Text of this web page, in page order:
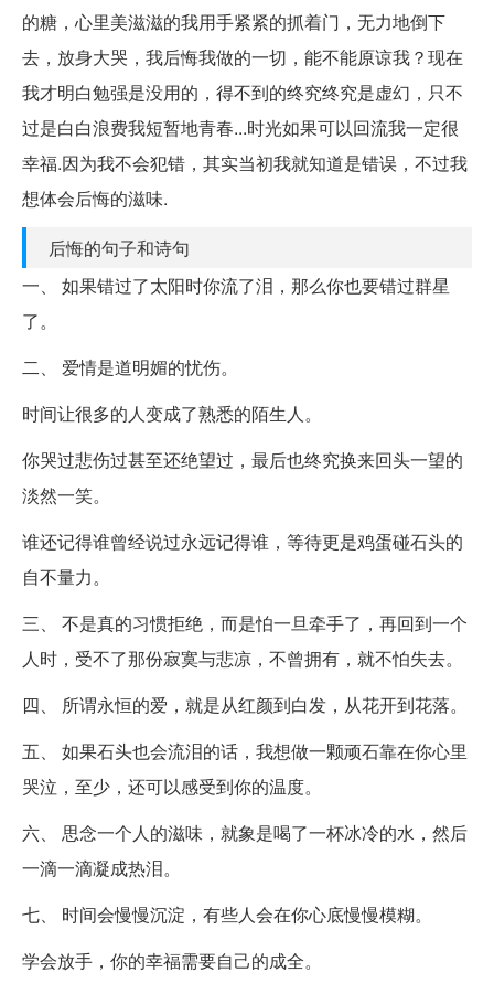
的糖，心里美滋滋的我用手紧紧的抓着门，无力地倒下
去，放身大哭，我后悔我做的一切，能不能原谅我？现在
我才明白勉强是没用的，得不到的终究终究是虚幻，只不
过是白白浪费我短暂地青春...时光如果可以回流我一定很
幸福.因为我不会犯错，其实当初我就知道是错误，不过我
想体会后悔的滋味.
后悔的句子和诗句
一、 如果错过了太阳时你流了泪，那么你也要错过群星
了。
二、 爱情是道明媚的忧伤。
时间让很多的人变成了熟悉的陌生人。
你哭过悲伤过甚至还绝望过，最后也终究换来回头一望的
淡然一笑。
谁还记得谁曾经说过永远记得谁，等待更是鸡蛋碰石头的
自不量力。
三、 不是真的习惯拒绝，而是怕一旦牵手了，再回到一个
人时，受不了那份寂寞与悲凉，不曾拥有，就不怕失去。
四、 所谓永恒的爱，就是从红颜到白发，从花开到花落。
五、 如果石头也会流泪的话，我想做一颗顽石靠在你心里
哭泣，至少，还可以感受到你的温度。
六、 思念一个人的滋味，就象是喝了一杯冰冷的水，然后
一滴一滴凝成热泪。
七、 时间会慢慢沉淀，有些人会在你心底慢慢模糊。
学会放手，你的幸福需要自己的成全。